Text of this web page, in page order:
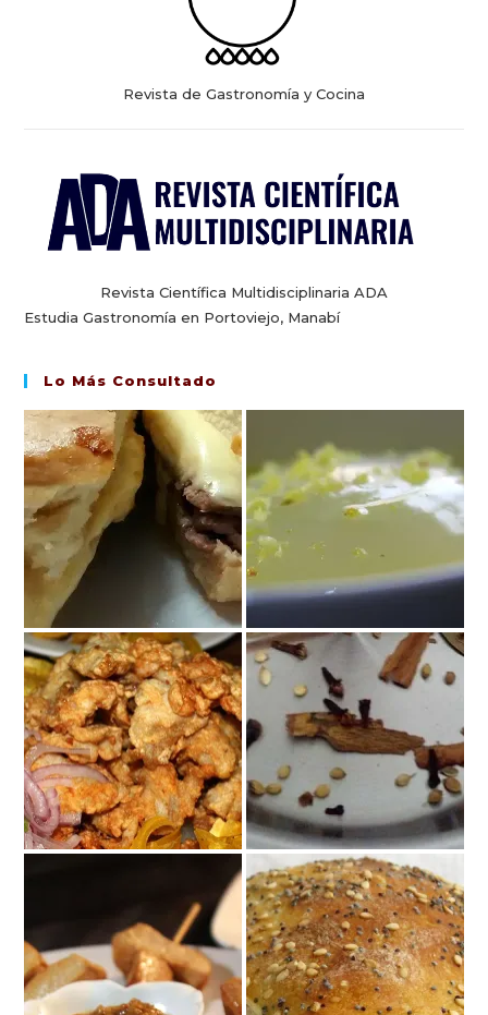
Revista de Gastronomía y Cocina
Revista Científica Multidisciplinaria ADA
Estudia Gastronomía en Portoviejo, Manabí
Lo Más Consultado